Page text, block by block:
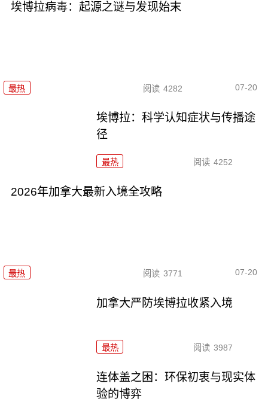
埃博拉病毒：起源之谜与发现始末
最热 阅读 4282 07-20
埃博拉：科学认知症状与传播途
径
最热 阅读 4252
2026年加拿大最新入境全攻略
最热 阅读 3771 07-20
加拿大严防埃博拉收紧入境
最热 阅读 3987
连体盖之困：环保初衷与现实体
验的博弈